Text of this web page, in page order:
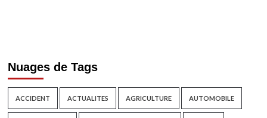
Nuages de Tags
ACCIDENT ACTUALITES AGRICULTURE AUTOMOBILE